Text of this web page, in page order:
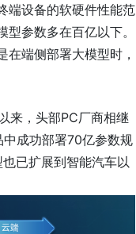
端设备的软硬件性能范
参数多在百亿以下。
端侧部署大模型时，
来，头部PC厂商相继
成功部署70亿参数规
已扩展到智能汽车以